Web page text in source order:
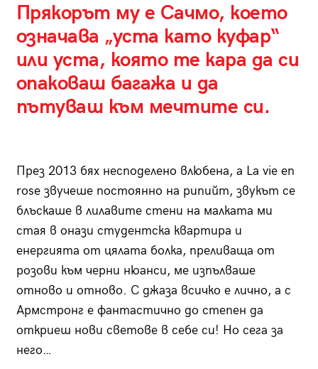
Прякорът му е Сачмо, което
означава „уста като куфар“
или уста, която те кара да си
опаковаш багажа и да
пътуваш към мечтите си.
През 2013 бях несподелено влюбена, а La vie en
rose звучеше постоянно на рипийт, звукът се
блъскаше в лилавите стени на малката ми
стая в онази студентска квартира и
енергията от цялата болка, преливаща от
розови към черни нюанси, ме изпълваше
отново и отново. С джаза всичко е лично, а с
Армстронг е фантастично до степен да
откриеш нови светове в себе си! Но сега за
него…